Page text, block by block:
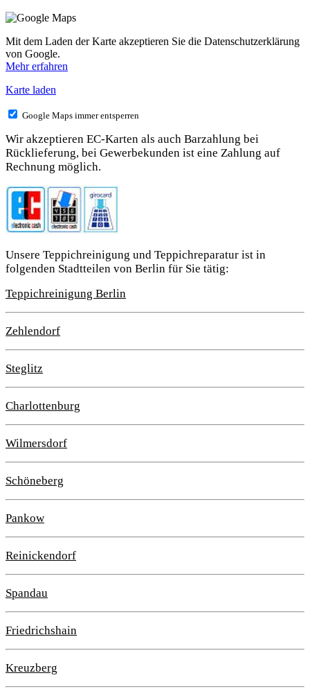
Mit dem Laden der Karte akzeptieren Sie die Datenschutzerklärung
von Google.
Mehr erfahren
Karte laden
Google Maps immer entsperren
Wir akzeptieren EC-Karten als auch Barzahlung bei
Rücklieferung, bei Gewerbekunden ist eine Zahlung auf
Rechnung möglich.
Unsere Teppichreinigung und Teppichreparatur ist in
folgenden Stadtteilen von Berlin für Sie tätig:
Teppichreinigung Berlin
Zehlendorf
Steglitz
Charlottenburg
Wilmersdorf
Schöneberg
Pankow
Reinickendorf
Spandau
Friedrichshain
Kreuzberg